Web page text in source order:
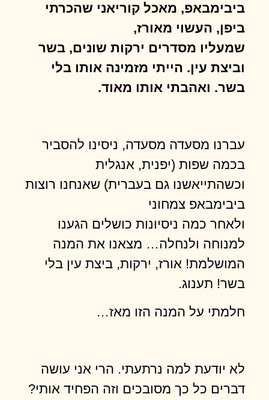
ביבימבאפ, מאכל קוריאני שהכרתי
ביפן, העשוי מאורז,
שמעליו מסדרים ירקות שונים, בשר
וביצת עין. הייתי מזמינה אותו בלי
בשר. ואהבתי אותו מאוד.
עברנו מסעדה מסעדה, ניסינו להסביר
בכמה שפות (יפנית, אנגלית
וכשהתייאשנו גם בעברית) שאנחנו רוצות
ביבימבאפ צמחוני
ולאחר כמה ניסיונות כושלים הגענו
למנוחה ולנחלה… מצאנו את המנה
המושלמת! אורז, ירקות, ביצת עין בלי
בשר! תענוג.
חלמתי על המנה הזו מאז…
לא יודעת למה נרתעתי. הרי אני עושה
דברים כל כך מסובכים וזה הפחיד אותי?